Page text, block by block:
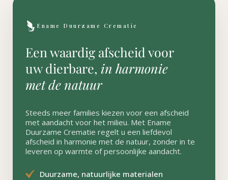
Ename Duurzame Crematie
Een waardig afscheid voor
uw dierbare, in harmonie
met de natuur
Steeds meer families kiezen voor een afscheid
met aandacht voor het milieu. Met Ename
Duurzame Crematie regelt u een liefdevol
afscheid in harmonie met de natuur, zonder in te
leveren op warmte of persoonlijke aandacht.
Duurzame, natuurlijke materialen